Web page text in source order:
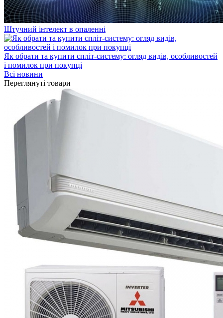
Штучний інтелект в опаленні
Як обрати та купити спліт-систему: огляд видів, особливостей
і помилок при покупці
Всі новини
Переглянуті товари